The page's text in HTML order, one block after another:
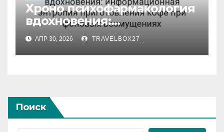
Хроно психофармакология
вдохновения:
информационная
энтропия приготовления
кофе при фоновых
АПР 30, 2026 TRAVELBOX27_
Поиск